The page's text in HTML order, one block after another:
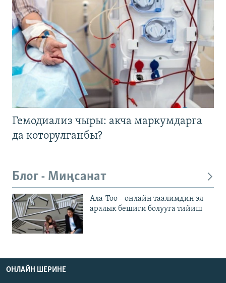
Гемодиализ чыры: акча маркумдарга
да которулганбы?
Блог - Миңсанат
Ала-Тоо – онлайн таалимдин эл
аралык бешиги болууга тийиш
ОНЛАЙН ШЕРИНЕ